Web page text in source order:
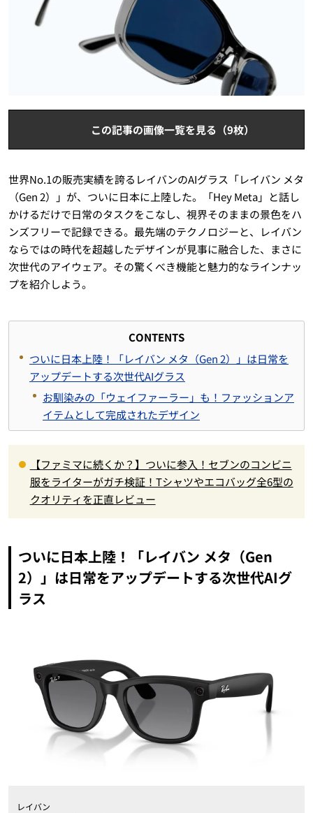
この記事の画像一覧を見る（9枚）
世界No.1の販売実績を誇るレイバンのAIグラス「レイバン メタ
（Gen 2）」が、ついに日本に上陸した。「Hey Meta」と話し
かけるだけで日常のタスクをこなし、視界そのままの景色をハ
ンズフリーで記録できる。最先端のテクノロジーと、レイバン
ならではの時代を超越したデザインが見事に融合した、まさに
次世代のアイウェア。その驚くべき機能と魅力的なラインナッ
プを紹介しよう。
CONTENTS
ついに日本上陸！「レイバン メタ（Gen 2）」は日常を
アップデートする次世代AIグラス
お馴染みの「ウェイファーラー」も！ファッションア
イテムとして完成されたデザイン
【ファミマに続くか？】ついに参入！セブンのコンビニ
服をライターがガチ検証！Tシャツやエコバッグ全6型の
クオリティを正直レビュー
ついに日本上陸！「レイバン メタ（Gen
2）」は日常をアップデートする次世代AIグ
ラス
レイバン